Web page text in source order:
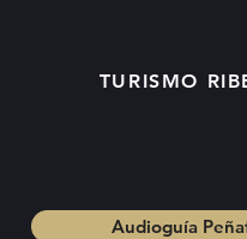
TURISMO
Audioguía